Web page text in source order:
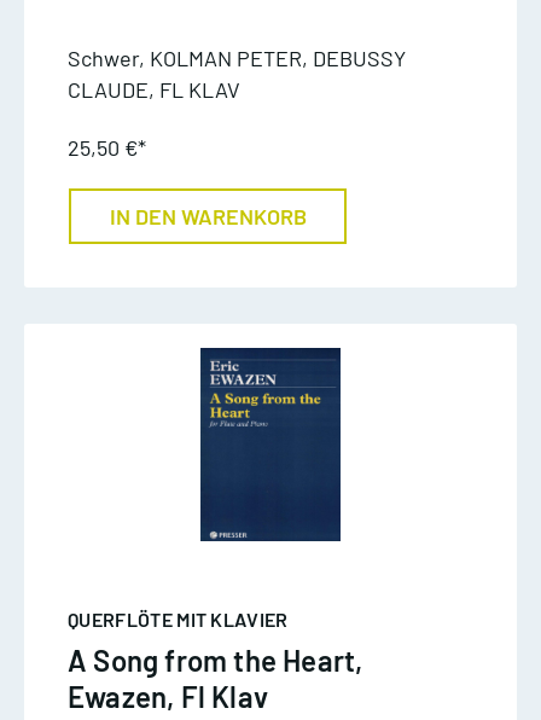
Schwer, KOLMAN PETER, DEBUSSY
CLAUDE, FL KLAV
25,50 €*
IN DEN WARENKORB
QUERFLÖTE MIT KLAVIER
A Song from the Heart,
Ewazen, Fl Klav